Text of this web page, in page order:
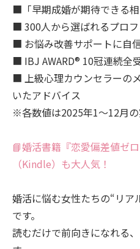
■「早期成婚が期待できる
■ 300人から選ばれるプロ
■ お悩み改善サポートに自
■ IBJ AWARD® 10冠連続全
■ 上級心理カウンセラーの
いたアドバイス
※各数値は2025年1～12月
📘婚活書籍『恋愛偏差値ゼ
（Kindle）も大人気！
婚活に悩む女性たちの“リア
です。
読むだけで前向きになれる